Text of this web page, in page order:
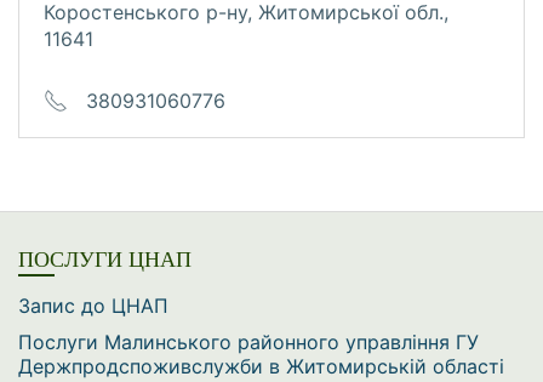
Коростенського р-ну, Житомирської обл.,
11641
380931060776
ПОСЛУГИ ЦНАП
Запис до ЦНАП
Послуги Малинського районного управління ГУ
Держпродспоживслужби в Житомирській області